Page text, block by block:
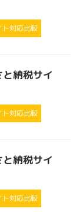
ト対応比較
納税サイ
ト対応比較
納税サイ
ト対応比較